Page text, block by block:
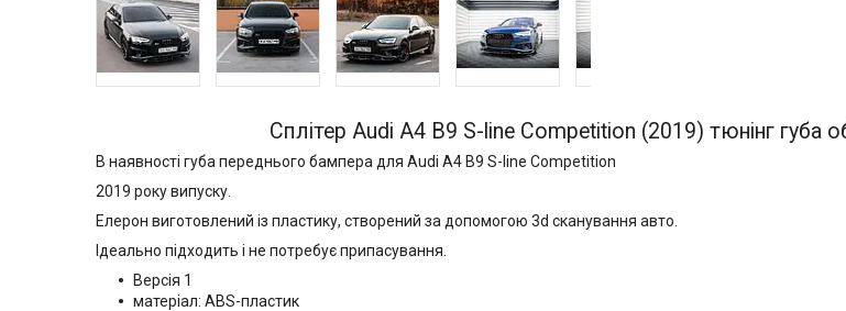
Сплітер Audi A4 B9 S-line Competition (2019) тюнінг губа
В наявності губа переднього бампера для Audi A4 B9 S-line Competition
2019 року випуску.
Елерон виготовлений із пластику, створений за допомогою 3d сканування авто.
Ідеально підходить і не потребує припасування.
Версія 1
матеріал: ABS-пластик